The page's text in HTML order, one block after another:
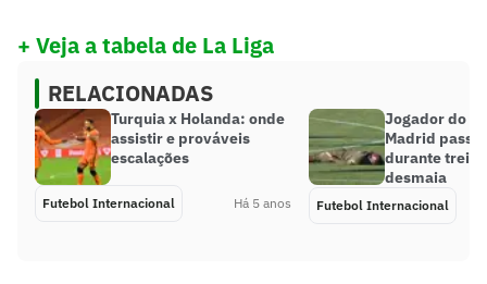
+ Veja a tabela de La Liga
RELACIONADAS
Turquia x Holanda: onde
assistir e prováveis
escalações
Futebol Internacional Há 5 anos
Jogador do
Madrid passa
durante
desmaia
Futebol Internacional